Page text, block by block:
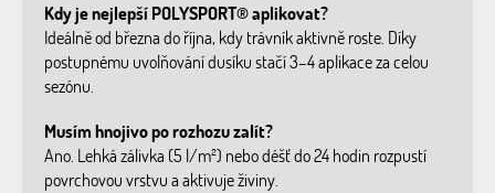
Kdy je nejlepší POLYSPORT® aplikovat?
Ideálně od března do října, kdy trávník aktivně roste. Díky
postupnému uvolňování dusíku stačí 3–4 aplikace za celou
sezónu.
Musím hnojivo po rozhozu zalít?
Ano. Lehká zálivka (5 l/m²) nebo déšť do 24 hodin rozpustí
povrchovou vrstvu a aktivuje živiny.